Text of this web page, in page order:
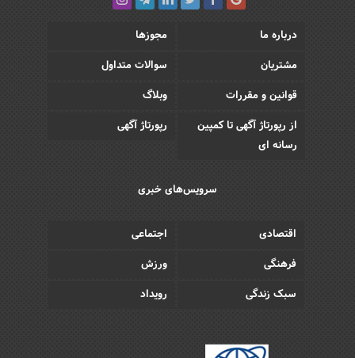
درباره ما
مجوزها
مشتریان
سوالات متداول
قوانین و مقررات
وبلاگ
از رپورتاژ آگهی تا کمپین
رسانه ای
رپورتاژ آگهی
سرویس‌های خبری
اقتصادی
اجتماعی
فرهنگی
ورزش
سبک زندگی
رویداد